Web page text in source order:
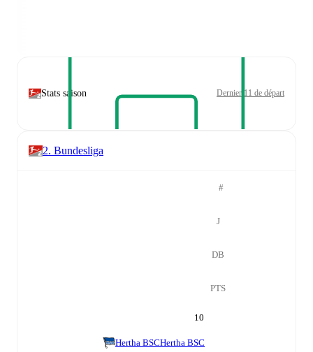
Stats saison Dernier 11 de départ
2. Bundesliga
#
J
DB
PTS
10
Hertha BSCHertha BSC